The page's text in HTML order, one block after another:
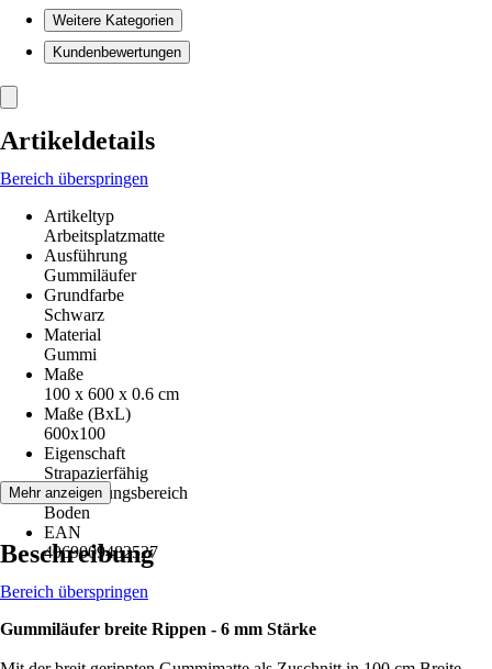
Weitere Kategorien
Kundenbewertungen
Artikeldetails
Bereich überspringen
Artikeltyp
Arbeitsplatzmatte
Ausführung
Gummiläufer
Grundfarbe
Schwarz
Material
Gummi
Maße
100 x 600 x 0.6 cm
Maße (BxL)
600x100
Eigenschaft
Strapazierfähig
Anwendungsbereich
Boden
EAN
4069009482527
Mehr anzeigen
Beschreibung
Bereich überspringen
Gummiläufer breite Rippen - 6 mm Stärke